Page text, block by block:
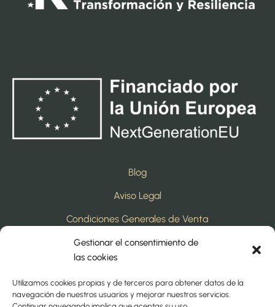
Gestionar el consentimiento de
las cookies
Utilizamos cookies propias y de terceros para obtener datos de la
navegación de nuestros usuarios y mejorar nuestros servicios.
Blog
Aviso Legal
Condiciones Generales de Venta
Política de Privacidad
Política de Calidad